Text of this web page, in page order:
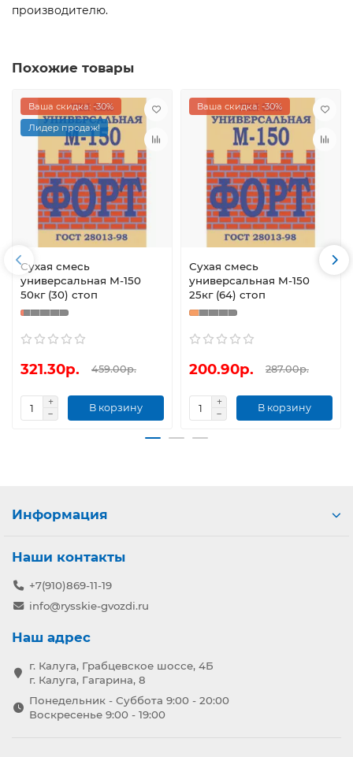
производителю.
Похожие товары
Ваша скидка: -30%
Лидер продаж!
Сухая смесь
универсальная М-150
50кг (30) стоп
321.30р. 459.00р.
В корзину
Ваша скидка: -30%
Сухая смесь
универсальная М-150
25кг (64) стоп
200.90р. 287.00р.
В корзину
Информация
Наши контакты
+7(910)869-11-19
info@rysskie-gvozdi.ru
Наш адрес
г. Калуга, Грабцевское шоссе, 4Б
г. Калуга, Гагарина, 8
Понедельник - Суббота 9:00 - 20:00
Воскресенье 9:00 - 19:00